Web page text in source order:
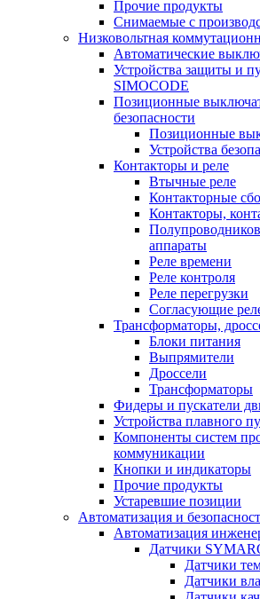
Прочие продукты
Снимаемые с
Низковольтная
Автоматические
Устройства защиты и
SIMOCODE
Позиционные
безопасности
Позиционные
Устройства
Контакторы и реле
Втычные реле
Контакторные
Контакторы,
аппараты
Реле времени
Реле контроля
Реле перегрузки
Согласующие
Трансформаторы,
Блоки питания
Выпрямители
Дроссели
Трансформаторы
Фидеры и пускатели
Устройства плавного
Компоненты систем
коммуникации
Кнопки и индикаторы
Прочие продукты
Устаревшие позиции
Автоматизация и
Автоматизация
Датчики
Датчики
Датчики